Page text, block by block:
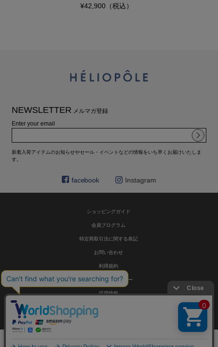
¥42,900 （税込）
NEWSLETTER メルマガ登録
Enter your email
新着入荷アイテムのお知らせやセール・イベントなどの情報をいち早くお届けいたしま
す。
facebook Instagram
ショッピングガイド
会員プログラム
特定商取引法に関する表記
お問い合わせ
利用規約
プライバシーポリシー
採用情報
© HELIOPOLE 公式通販 All Rights Reserved